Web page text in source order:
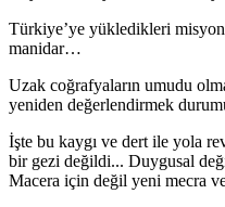
Türkiye’ye yükledikleri
manidar…
Uzak coğrafyaların umudu
yeniden değerlendirmek
İşte bu kaygı ve dert ile yola
bir gezi değildi... Duygusal
Macera için değil yeni mecra